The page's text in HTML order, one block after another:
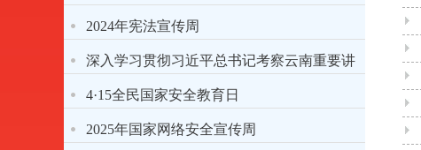
2024年宪法宣传周
深入学习贯彻习近平总书记考察云南重要讲
话精神
4·15全民国家安全教育日
2025年国家网络安全宣传周